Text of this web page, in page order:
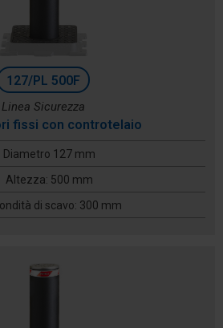
127/PL 500F
Linea Sicurezza
fissi con controtelaio
Diametro 127 mm
Altezza: 500 mm
di scavo: 300 mm